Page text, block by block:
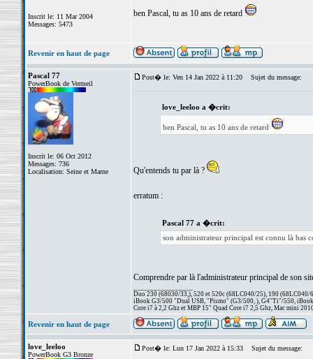
Inscrit le: 11 Mar 2004
Messages: 5473
ben Pascal, tu as 10 ans de retard
Revenir en haut de page
Pascal 77
PowerBook de Vermeil
Inscrit le: 06 Oct 2012
Messages: 736
Localisation: Seine et Marne
Post� le: Ven 14 Jan 2022 à 11:20 Sujet du message:
love_leeloo a �crit:
ben Pascal, tu as 10 ans de retard
Qu'entends tu par là ?
erratum :
Pascal 77 a �crit:
son administrateur principal est connu là bas
Comprendre par là l'administrateur principal de son
Duo 230 (68030/33,), 520 et 520c (68LC040/25), 190 (68LC040/
iBook G3/500 "Dual USB, "Pismo" (G3/500, ), G4"Ti"/550,
Core i7 à 2,2 Ghz et MBP 15" Quad Core i7 2,5 Ghz, Mac mini
Revenir en haut de page
love_leeloo
PowerBook G3 Bronze
Post� le: Lun 17 Jan 2022 à 15:33 Sujet du message: